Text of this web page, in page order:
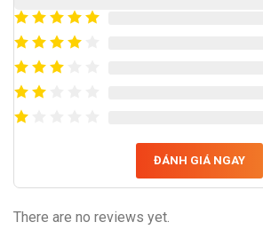
ĐÁNH GIÁ NGAY
There are no reviews yet.